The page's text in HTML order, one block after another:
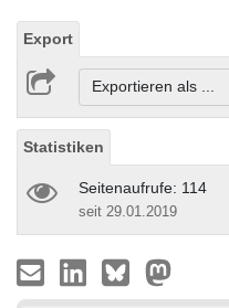
Export
Exportieren als ...
Statistiken
Seitenaufrufe: 114
seit 29.01.2019